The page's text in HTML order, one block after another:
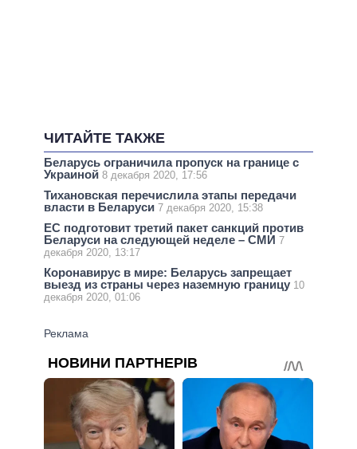
ЧИТАЙТЕ ТАКЖЕ
Беларусь ограничила пропуск на границе с
Украиной 8 декабря 2020, 17:56
Тихановская перечислила этапы передачи
власти в Беларуси 7 декабря 2020, 15:38
ЕС подготовит третий пакет санкций против
Беларуси на следующей неделе – СМИ 7
декабря 2020, 13:17
Коронавирус в мире: Беларусь запрещает
выезд из страны через наземную границу 10
декабря 2020, 01:06